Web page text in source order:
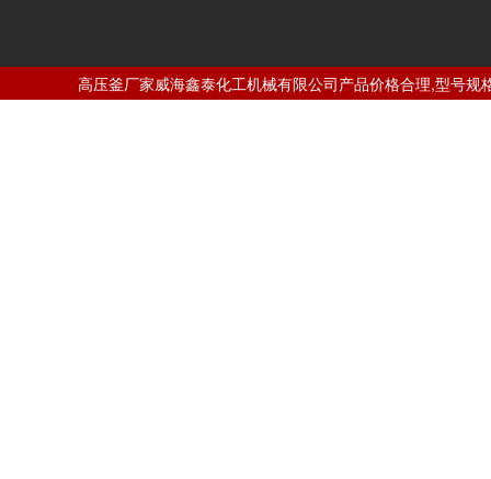
高压釜厂家威海鑫泰化工机械有限公司产品价格合理,型号